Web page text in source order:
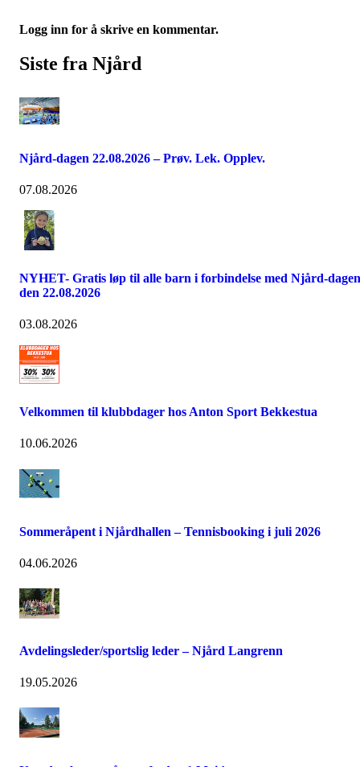
Logg inn for å skrive en kommentar.
Siste fra Njård
Njård-dagen 22.08.2026 – Prøv. Lek. Opplev.
07.08.2026
NYHET- Gratis løp til alle barn i forbindelse med Njård-dagen
den 22.08.2026
03.08.2026
Velkommen til klubbdager hos Anton Sport Bekkestua
10.06.2026
Sommeråpent i Njårdhallen – Tennisbooking i juli 2026
04.06.2026
Avdelingsleder/sportslig leder – Njård Langrenn
19.05.2026